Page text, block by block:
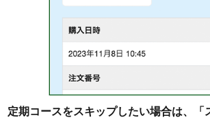
定期コースをスキップしたい場合は、「